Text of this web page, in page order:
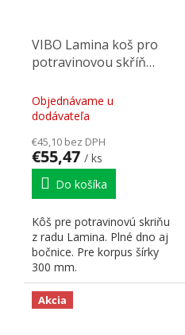
VIBO Lamina koš pro
potravinovou skříň
Objednávame u
dodávateľa
€45,10 bez DPH
€55,47 / ks
Do košíka
Kôš pre potravinovú skriňu
z radu Lamina. Plné dno aj
bočnice. Pre korpus šírky
300 mm.
Akcia